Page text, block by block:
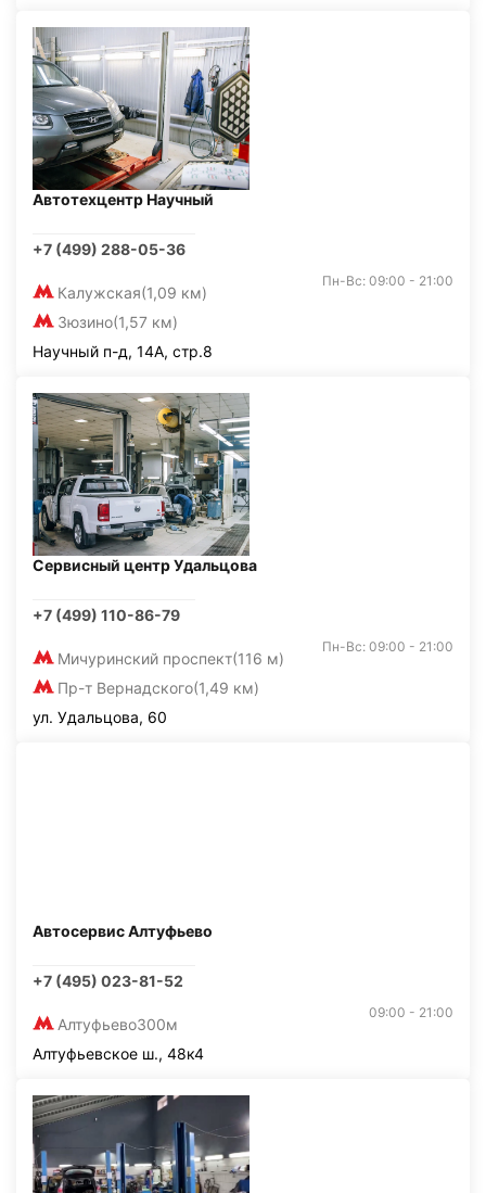
Автотехцентр Научный
+7 (499) 288-05-36
Калужская(1,09 км)
Зюзино(1,57 км)
Пн-Вс: 09:00 - 21:00
Научный п-д, 14А, стр.8
Сервисный центр Удальцова
+7 (499) 110-86-79
Мичуринский проспект(116 м)
Пр-т Вернадского(1,49 км)
Пн-Вс: 09:00 - 21:00
ул. Удальцова, 60
Автосервис Алтуфьево
+7 (495) 023-81-52
Алтуфьево300м
09:00 - 21:00
Алтуфьевское ш., 48к4